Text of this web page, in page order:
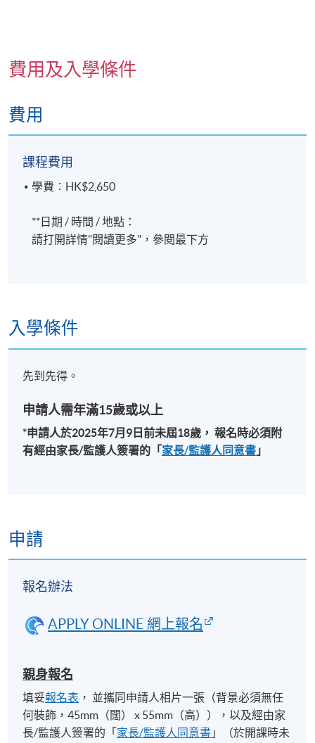
https://hkuspace.hku.hk/cht/teaching-and-
learning/learners-support/learners-
開課日期
2026年7月7日 (星期二)
修業期
共4課12小時
2026年7月7, 9, 14, 16日
地點
金鐘教學中心 (也可能在其他分校)，上課地點會於開
課前開課前7至3天，以電郵方式通知學員
費用及入學條件
費用
課程費用
學費︰HK$2,650
**日期 / 時間 / 地點：
請打開詳情"閱讀更多"，參閱最下方
入學條件
先到先得。
申請人需年滿15歲或以上
*申請人於2025年7月9 日前未屆18歲， 報名時必須附
有經由家長/監護人簽署的「 家長/監護人同意書 」
申請
報名辦法
APPLY ONLINE 網上報名
親身報名
填妥報名表 ， 並攜同申請人相片一張（背景必須無任
何裝飾，45mm（闊） x 55mm（高）），以及經由家
長/監護人簽署的「 家長/監護人同意書 」（於開課時未